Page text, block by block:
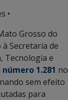
•
Grosso do
Secretaria de
Tecnologia e
1.281 no
sem efeito
para